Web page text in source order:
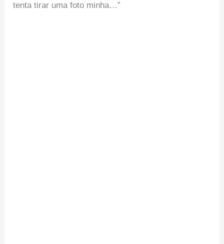
tenta tirar uma foto minha…”